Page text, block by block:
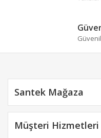
Santek Mağaza
Müşteri Hizmetleri